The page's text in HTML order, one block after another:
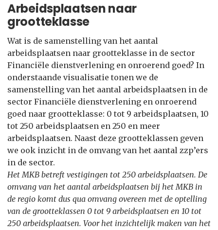
Arbeidsplaatsen naar
grootteklasse
Wat is de samenstelling van het aantal
arbeidsplaatsen naar grootteklasse in de sector
Financiële dienstverlening en onroerend goed? In
onderstaande visualisatie tonen we de
samenstelling van het aantal arbeidsplaatsen in de
sector Financiële dienstverlening en onroerend
goed naar grootteklasse: 0 tot 9 arbeidsplaatsen, 10
tot 250 arbeidsplaatsen en 250 en meer
arbeidsplaatsen. Naast deze grootteklassen geven
we ook inzicht in de omvang van het aantal zzp’ers
in de sector.
Het MKB betreft vestigingen tot 250 arbeidsplaatsen. De
omvang van het aantal arbeidsplaatsen bij het MKB in
de regio komt dus qua omvang overeen met de optelling
van de grootteklassen 0 tot 9 arbeidsplaatsen en 10 tot
250 arbeidsplaatsen. Voor het inzichtelijk maken van het